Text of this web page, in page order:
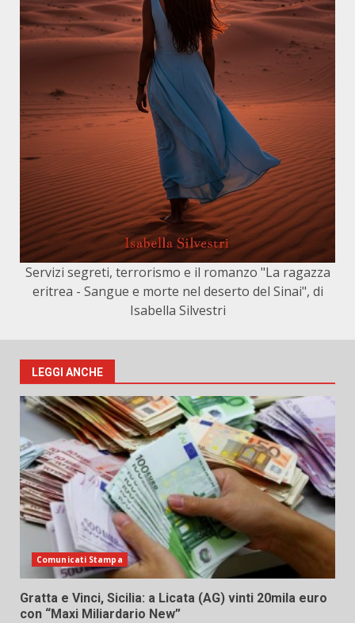
Servizi segreti, terrorismo e il romanzo "La ragazza
eritrea - Sangue e morte nel deserto del Sinai", di
Isabella Silvestri
LEGGI ANCHE
Comunicati Stampa
Gratta e Vinci, Sicilia: a Licata (AG) vinti 20mila euro
con “Maxi Miliardario New”